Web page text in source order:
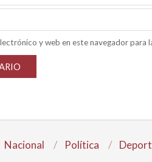
y web en este navegador para
Nacional Política